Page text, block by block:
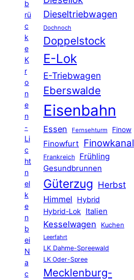
b
rü
c
k
e
K
r
o
n
e
n
-
Li
c
ht
n
el
k
e
n
b
ei
N
a
c
Dieseltriebwagen
Dochnoch
Doppelstock
E-Lok
E-Triebwagen
Eberswalde
Eisenbahn
Essen Fernsehturm Finow
Finowfurt Finowkanal
Frankreich Frühling
Gesundbrunnen
Güterzug Herbst
Himmel
Hybrid
Hybrid-Lok Italien
Kesselwagen Kuchen
Leerfahrt
LK Dahme-Spreewald
LK Oder-Spree
Mecklenburg-